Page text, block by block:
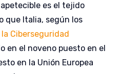
es el tejido
que Italia, según los
Ciberseguridad
en el noveno puesto en el
en la Unión Europea